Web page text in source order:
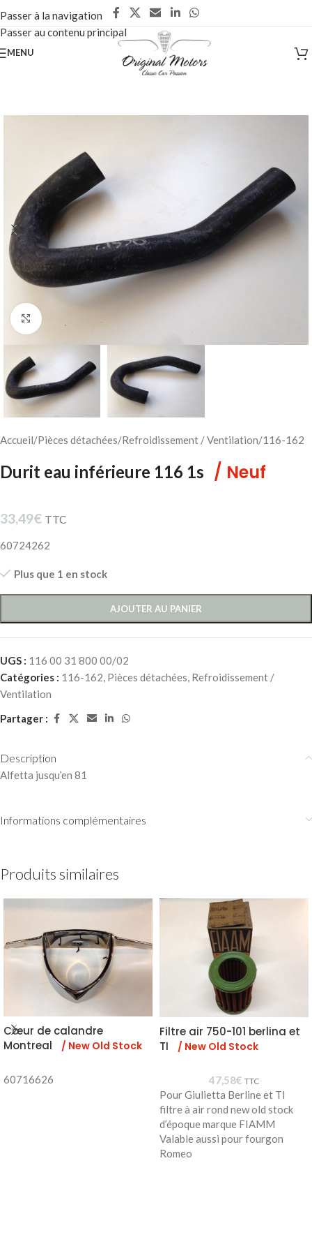
Passer à la navigation
Passer au contenu principal
MENU
Cliquez pour agrandir
Accueil/Pièces détachées/Refroidissement / Ventilation/116-162
Durit eau inférieure 116 1s / Neuf
33,49€ TTC
60724262
Plus que 1 en stock
AJOUTER AU PANIER
UGS : 116 00 31 800 00/02
Catégories : 116-162, Pièces détachées, Refroidissement /
Ventilation
Partager :
Description
Alfetta jusqu’en 81
Informations complémentaires
Produits similaires
Cœur de calandre
Montreal
/ New Old Stock
60716626
Filtre air 750-101 berlina et
TI
/ New Old Stock
47,58€ TTC
Pour Giulietta Berline et TI
filtre à air rond new old stock
d’époque marque FIAMM
Valable aussi pour fourgon
Romeo